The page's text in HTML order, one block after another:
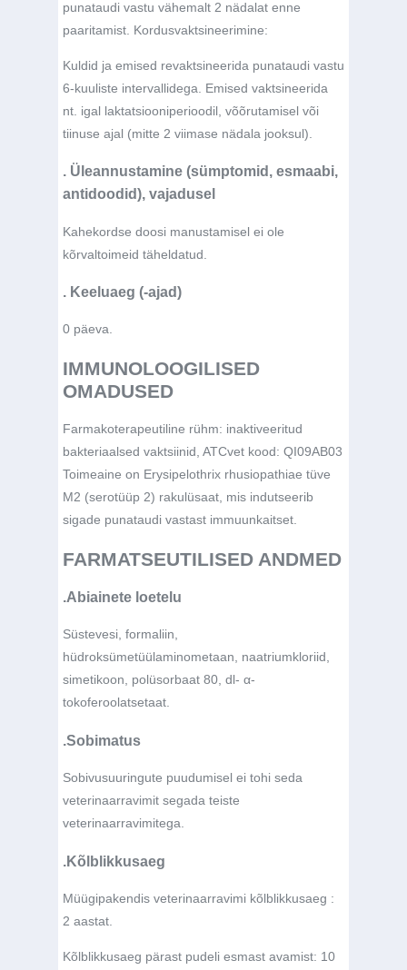
punataudi vastu vähemalt 2 nädalat enne
paaritamist. Kordusvaktsineerimine:
Kuldid ja emised revaktsineerida punataudi vastu
6-kuuliste intervallidega. Emised vaktsineerida
nt. igal laktatsiooniperioodil, võõrutamisel või
tiinuse ajal (mitte 2 viimase nädala jooksul).
. Üleannustamine (sümptomid, esmaabi,
antidoodid), vajadusel
Kahekordse doosi manustamisel ei ole
kõrvaltoimeid täheldatud.
. Keeluaeg (-ajad)
0 päeva.
IMMUNOLOOGILISED
OMADUSED
Farmakoterapeutiline rühm: inaktiveeritud
bakteriaalsed vaktsiinid, ATCvet kood: QI09AB03
Toimeaine on Erysipelothrix rhusiopathiae tüve
M2 (serotüüp 2) rakulüsaat, mis indutseerib
sigade punataudi vastast immuunkaitset.
FARMATSEUTILISED ANDMED
.Abiainete loetelu
Süstevesi, formaliin,
hüdroksümetüülaminometaan, naatriumkloriid,
simetikoon, polüsorbaat 80, dl- α-
tokoferoolatsetaat.
.Sobimatus
Sobivusuuringute puudumisel ei tohi seda
veterinaarravimit segada teiste
veterinaarravimitega.
.Kõlblikkusaeg
Müügipakendis veterinaarravimi kõlblikkusaeg :
2 aastat.
Kõlblikkusaeg pärast pudeli esmast avamist: 10